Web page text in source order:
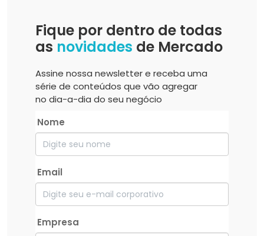
Fique por dentro de todas
as novidades de Mercado
Assine nossa newsletter e receba uma
série de conteúdos que vão agregar
no dia-a-dia do seu negócio
Nome
Email
Empresa